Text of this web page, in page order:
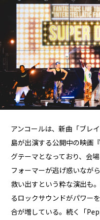
アンコールは、新曲「ブレ
島が出演する公開中の映画
グテーマとなっており、会
フォーマーが逃げ惑いなが
救い出すという粋な演出も
るロックサウンドがパワー
合が増している。続く「